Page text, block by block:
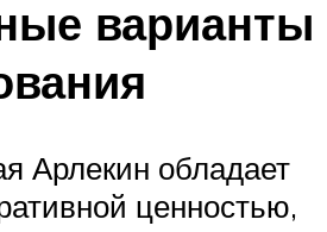
варианты
Арлекин обладает
ценностью,